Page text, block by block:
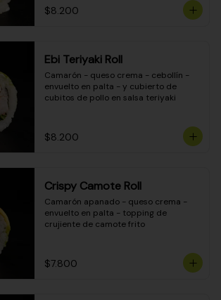
$8.200
Ebi Teriyaki Roll
Camarón - queso crema - cebollín -
envuelto en palta - y cubierto de
cubitos de pollo en salsa teriyaki
$8.200
Crispy Camote Roll
Camarón apanado - queso crema -
envuelto en palta - topping de
crujiente de camote frito
$7.800